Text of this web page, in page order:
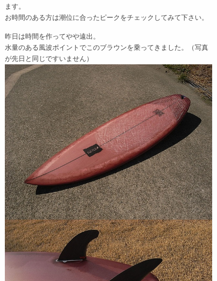
ます。
お時間のある方は潮位に合ったピークをチェックしてみて下さい。
昨日は時間を作ってやや遠出。
水量のある風波ポイントでこのブラウンを乗ってきました。（写真
が先日と同じですいません）